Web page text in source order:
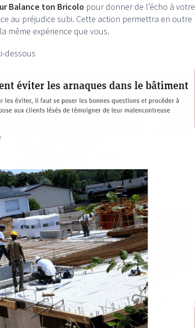
Balance ton Bricolo pour donner de l’écho à votre
au préjudice subi. Cette action permettra en outre
même expérience que vous.
dessous